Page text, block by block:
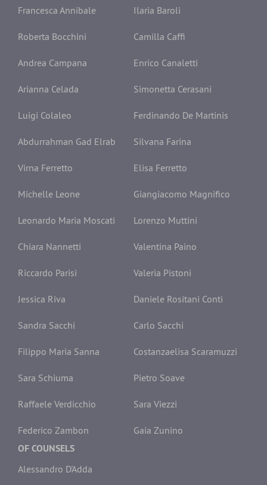
Francesca Annibale Ilaria Baroli
Roberta Bocchini Camilla Caffi
Andrea Campana Enrico Canaletti
Arianna Celada Simonetta Cerasani
Luigi Colaleo Ferdinando De Martinis
Abdurrahman Gad Elrab Silvana Farina
Virna Ferretto Elisa Ferretto
Michelle Leone Giangiacomo Magnifico
Leonardo Maria Moscati Lorenzo Muttini
Chiara Nannetti Valentina Paino
Riccardo Parisi Valeria Pistoni
Jessica Riva Daniele Rositani Conti
Sandra Sacchi Carlo Sacchi
Filippo Maria Sanna Costanzaelisa Scaramuzzi
Sara Schiuma Pietro Soave
Raffaele Verdicchio Sara Viezzi
Federico Zambon Gaia Zunino
OF COUNSELS
Alessandro D'Adda